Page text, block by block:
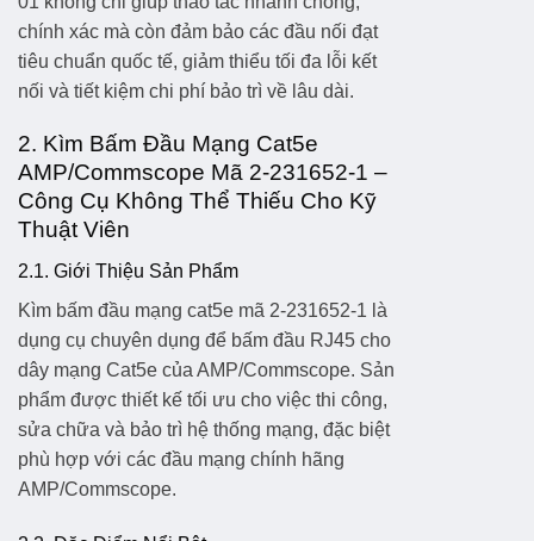
chính xác mà còn đảm bảo các đầu nối đạt
tiêu chuẩn quốc tế, giảm thiểu tối đa lỗi kết
nối và tiết kiệm chi phí bảo trì về lâu dài.
2. Kìm Bấm Đầu Mạng Cat5e
AMP/Commscope Mã 2-231652-1 –
Công Cụ Không Thể Thiếu Cho Kỹ
Thuật Viên
2.1. Giới Thiệu Sản Phẩm
Kìm bấm đầu mạng cat5e mã 2-231652-1 là
dụng cụ chuyên dụng để bấm đầu RJ45 cho
dây mạng Cat5e của AMP/Commscope. Sản
phẩm được thiết kế tối ưu cho việc thi công,
sửa chữa và bảo trì hệ thống mạng, đặc biệt
phù hợp với các đầu mạng chính hãng
AMP/Commscope.